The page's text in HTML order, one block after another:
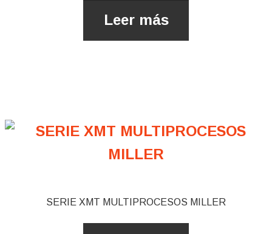
Leer más
SERIE XMT MULTIPROCESOS MILLER